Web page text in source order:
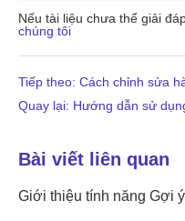
Nếu tài liệu chưa thể giải
chúng tôi
Bài viết liên quan
Giới thiệu tính năng Gợi